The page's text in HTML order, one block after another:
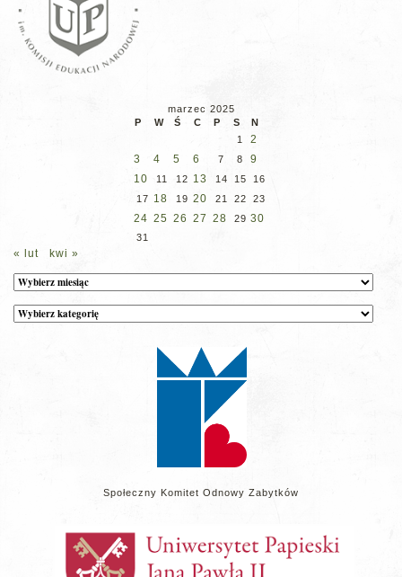
marzec 2025
P
W Ś C P S
N
1
2
3
4 5 6 7 8
9
10
11 12 13 14 15
16
17 18 19 20 21 22 23
24 25 26 27 28 29 30
31
« lut kwi »
Archiwum
Kategorie
wpisów
Społeczny Komitet Odnowy Zabytków